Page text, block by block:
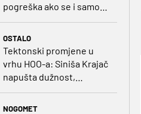
pogreška ako se i samo
malo opustimo“
OSTALO
Tektonski promjene u
vrhu HOO-a: Siniša Krajač
napušta dužnost,
NOGOMET